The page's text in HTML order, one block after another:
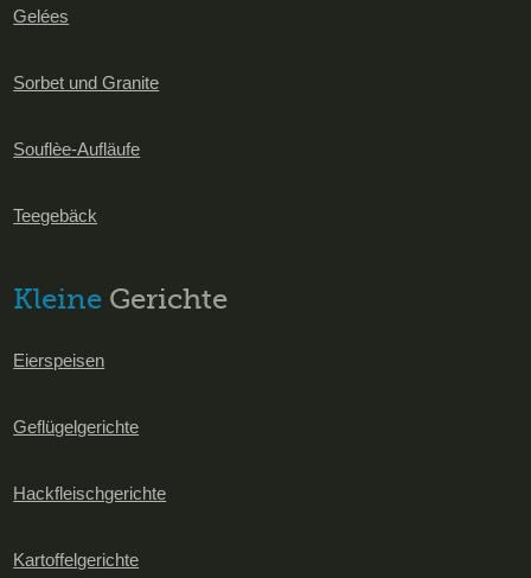
Gelées
Sorbet und Granite
Souflèe-Aufläufe
Teegebäck
Kleine Gerichte
Eierspeisen
Geflügelgerichte
Hackfleischgerichte
Kartoffelgerichte